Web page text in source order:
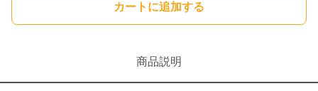
カートに追加する
商品説明